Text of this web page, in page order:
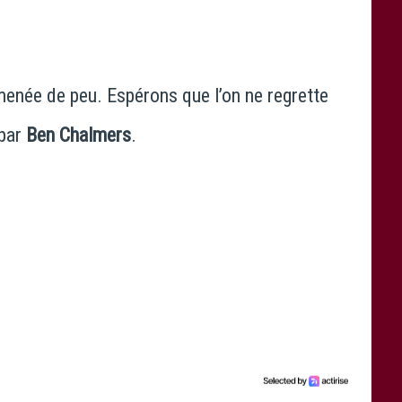
de peu. Espérons que l’on ne regrette
Ben Chalmers.